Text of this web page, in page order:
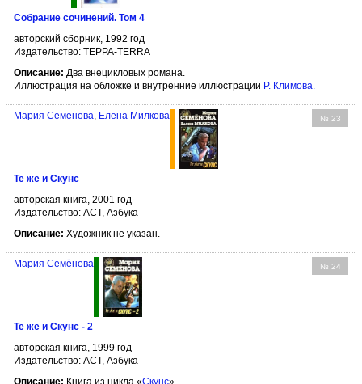
Собрание сочинений. Том 4
авторский сборник, 1992 год
Издательство: ТЕРРА-TERRA
Описание: Два внецикловых романа.
Иллюстрация на обложке и внутренние иллюстрации Р. Климова.
№ 23
Мария Семенова, Елена Милкова
Те же и Скунс
авторская книга, 2001 год
Издательство: АСТ, Азбука
Описание: Художник не указан.
№ 24
Мария Семёнова
Те же и Скунс - 2
авторская книга, 1999 год
Издательство: АСТ, Азбука
Описание: Книга из цикла «Скунс».